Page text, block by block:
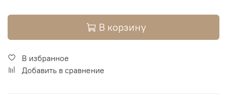
В корзину
В избранное
Добавить в сравнение